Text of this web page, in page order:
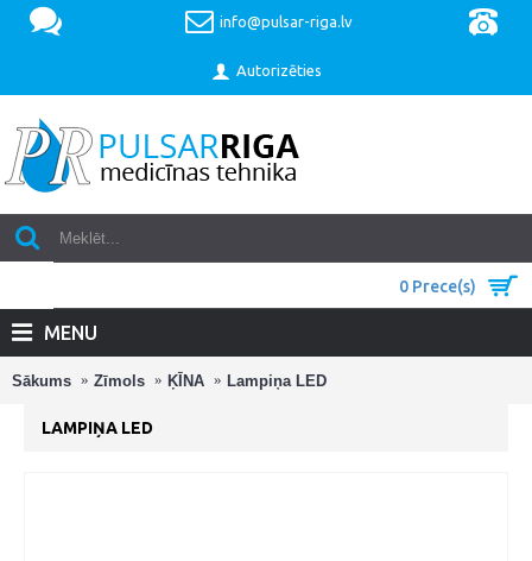
info@pulsar-riga.lv
Autorizēties
0 Prece(s)
MENU
Sākums Zīmols ĶĪNA Lampiņa LED
LAMPIŅA LED